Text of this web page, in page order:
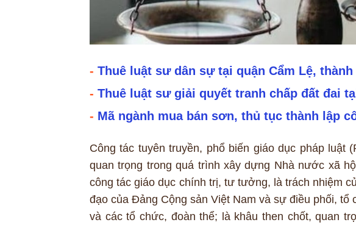
- Thuê luật sư dân sự tại quận Cẩm Lệ, thành
- Thuê luật sư giải quyết tranh chấp đất đai
- Mã ngành mua bán sơn, thủ tục thành lập
Công tác tuyên truyền, phổ biến giáo dục pháp luật
quan trọng trong quá trình xây dựng Nhà nước xã
công tác giáo dục chính trị, tư tưởng, là trách nhiệm
đạo của Đảng Cộng sản Việt Nam và sự điều phối,
và các tổ chức, đoàn thể; là khâu then chốt, quan